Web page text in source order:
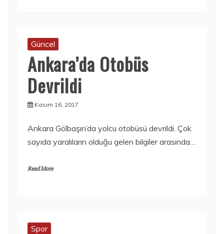
Güncel
Ankara’da Otobüs
Devrildi
Kasım 16, 2017
Ankara Gölbaşın’da yolcu otobüsü devrildi. Çok
sayıda yaralıların olduğu gelen bilgiler arasında…
Read More
Spor